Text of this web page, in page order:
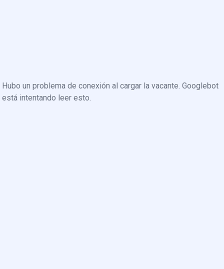
Hubo un problema de conexión al cargar la vacante. Googlebot
está intentando leer esto.